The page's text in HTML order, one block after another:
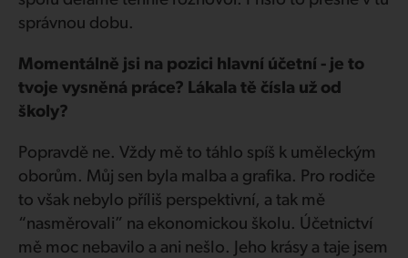
správnou dobu.
Momentálně jsi na pozici hlavní účetní - je to
tvoje vysněná práce? Lákala tě čísla už od
školy?
Popravdě ne. Vždy mě to táhlo spíš k uměleckým
oborům. Můj sen byla malba a grafika. Pro rodiče
to však nebylo příliš perspektivní, a tak mě
“nasměrovali” na ekonomickou školu. Účetnictví
mě moc nebavilo a ani nešlo. Jeho krásy a taje jsem